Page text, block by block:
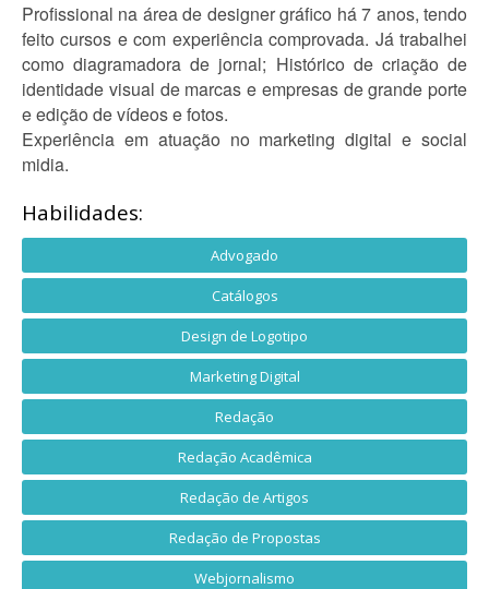
Profissional na área de designer gráfico há 7 anos, tendo
feito cursos e com experiência comprovada. Já trabalhei
como diagramadora de jornal; Histórico de criação de
identidade visual de marcas e empresas de grande porte
e edição de vídeos e fotos.
Experiência em atuação no marketing digital e social
midia.
Habilidades:
Advogado
Catálogos
Design de Logotipo
Marketing Digital
Redação
Redação Acadêmica
Redação de Artigos
Redação de Propostas
Webjornalismo